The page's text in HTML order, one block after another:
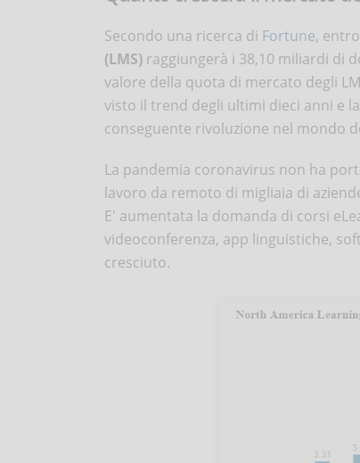
Secondo una ricerca di Fortune,
(LMS) raggiungerà i 38,10 miliardi di
valore della quota di mercato degli
visto il trend degli ultimi dieci anni e
conseguente rivoluzione nel mondo
La pandemia coronavirus non ha
lavoro da remoto di migliaia di
E' aumentata la domanda di corsi
videoconferenza, app linguistiche,
cresciuto.